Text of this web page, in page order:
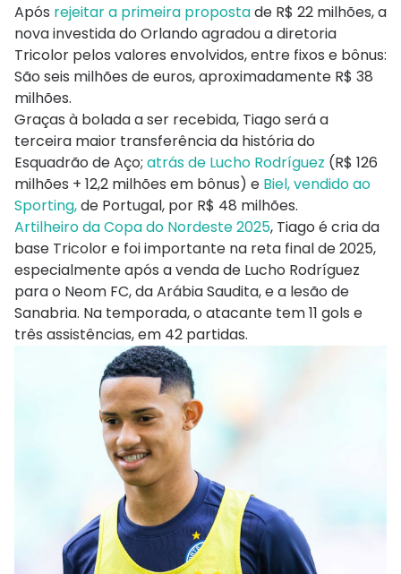
Após rejeitar a primeira propostade R$ 22 milhões, a
nova investida do Orlando agradou a diretoria
Tricolor pelos valores envolvidos, entre fixos e bônus:
São seis milhões de euros, aproximadamente R$ 38
milhões.
Graças à bolada a ser recebida, Tiago será a
terceira maior transferência da história do
Esquadrão de Aço; atrás de Lucho Rodríguez (R$ 126
milhões + 12,2 milhões em bônus) e Biel, vendido ao
Sporting,de Portugal, por R$ 48 milhões.
Artilheiro da Copa do Nordeste 2025, Tiago é cria da
base Tricolor e foi importante na reta final de 2025,
especialmente após a venda de Lucho Rodríguez
para o Neom FC, da Arábia Saudita, e a lesão de
Sanabria. Na temporada, o atacante tem 11 gols e
três assistências, em 42 partidas.